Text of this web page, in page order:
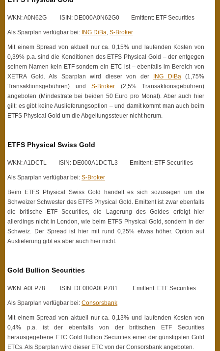
WKN: A0N62G ISIN: DE000A0N62G0 Emittent: ETF Securities
Als Sparplan verfügbar bei: ING DiBa S-Broker
Mit einem Spread von aktuell nur ca. 0,15% und laufenden Kosten von
0,39% p.a. sind die Konditionen des ETFS Physical Gold – der entgegen
seinem Namen kein ETF sondern ein ETC ist – ebenfalls im Bereich von
XETRA Gold. Als Sparplan wird dieser von der ING DiBa (1,75%
Transaktionsgebühren) und S-Broker (2,5% Transaktionsgebühren)
angeboten (Mindestrate bei beiden 50 Euro pro Monat). Aber auch hier
gilt: es gibt keine Auslieferungsoption – und damit kommt man auch beim
ETFS Physical Gold um die Abgeltungssteuer nicht herum.
ETFS Physical Swiss Gold
WKN: A1DCTL ISIN: DE000A1DCTL3 Emittent: ETF Securities
Als Sparplan verfügbar bei: S-Broker
Beim ETFS Physical Swiss Gold handelt es sich sozusagen um die
Schweizer Schwester des ETFS Physical Gold. Emittent ist zwar ebenfalls
die britische ETF Securities, die Lagerung des Goldes erfolgt hier
allerdings nicht in London, wie beim ETFS Physical Gold, sondern in der
Schweiz. Der Spread ist hier mit rund 0,25% etwas höher. Option auf
Auslieferung gibt es aber auch hier nicht.
Gold Bullion Securities
WKN: A0LP78 ISIN: DE000A0LP781 Emittent: ETF Securities
Als Sparplan verfügbar bei: Consorsbank
Mit einem Spread von aktuell nur ca. 0,13% und laufenden Kosten von
0,4% p.a. ist der ebenfalls von der britischen ETF Securities
herausgegebene ETC Gold Bullion Securities einer der günstigsten Gold
ETCs. Als Sparplan wird dieser ETC von der Consorsbank angeboten.